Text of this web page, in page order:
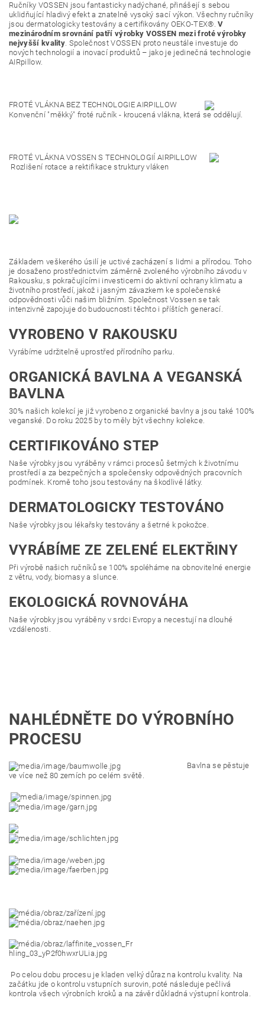
Ručníky VOSSEN jsou fantasticky nadýchané, přinášejí s sebou
uklidňující hladivý efekt a znatelně vysoký sací výkon. Všechny ručníky
jsou dermatologicky testovány a certifikovány OEKO-TEX®.V
mezinárodním srovnání patří výrobky VOSSEN mezi froté výrobky
nejvyšší kvality. Společnost VOSSEN proto neustále investuje do
nových technologií a inovací produktů – jako je jedinečná technologie
AIRpillow.
FROTÉ VLÁKNA BEZ TECHNOLOGIE AIRPILLOW
Konvenční "měkký" froté ručník - kroucená vlákna, která se oddělují.
FROTÉ VLÁKNA VOSSEN S TECHNOLOGIÍ AIRPILLOW
Rozlišení rotace a rektifikace struktury vláken
Základem veškerého úsilí je uctivé zacházení s lidmi a přírodou. Toho
je dosaženo prostřednictvím záměrně zvoleného výrobního závodu v
Rakousku, s pokračujícími investicemi do aktivní ochrany klimatu a
životního prostředí, jakož i jasným závazkem ke společenské
odpovědnosti vůči našim bližním. Společnost Vossen se tak
intenzivně zapojuje do budoucnosti těchto i příštích generací.
VYROBENO V RAKOUSKU
Vyrábíme udržitelně uprostřed přírodního parku.
ORGANICKÁ BAVLNA A VEGANSKÁ
BAVLNA
30% našich kolekcí je již vyrobeno z organické bavlny a jsou také 100%
veganské. Do roku 2025 by to měly být všechny kolekce.
CERTIFIKOVÁNO STEP
Naše výrobky jsou vyráběny v rámci procesů šetrných k životnímu
prostředí a za bezpečných a společensky odpovědných pracovních
podmínek. Kromě toho jsou testovány na škodlivé látky.
DERMATOLOGICKY TESTOVÁNO
Naše výrobky jsou lékařsky testovány a šetrné k pokožce.
VYRÁBÍME ZE ZELENÉ ELEKTŘINY
Při výrobě našich ručníků se 100% spoléháme na obnovitelné energie
z větru, vody, biomasy a slunce.
EKOLOGICKÁ ROVNOVÁHA
Naše výrobky jsou vyráběny v srdci Evropy a necestují na dlouhé
vzdálenosti.
NAHLÉDNĚTE DO VÝROBNÍHO
PROCESU
Bavlna se pěstuje
ve více než 80 zemích po celém světě.
Po celou dobu procesu je kladen velký důraz na kontrolu kvality. Na
začátku jde o kontrolu vstupních surovin, poté následuje pečlivá
kontrola všech výrobních kroků a na závěr důkladná výstupní kontrola.